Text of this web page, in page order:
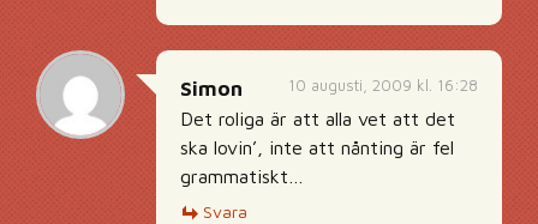
10 augusti, 2009 kl. 16:28
Simon
Det roliga är att alla vet att det
ska lovin’, inte att nånting är fel
grammatiskt…
Svara